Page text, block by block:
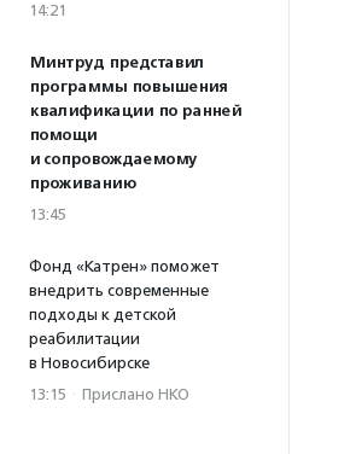
14:21
Минтруд представил
программы повышения
квалификации по ранней
помощи
и сопровождаемому
проживанию
13:45
Фонд «Катрен» поможет
внедрить современные
подходы к детской
реабилитации
в Новосибирске
13:15 · Прислано НКО